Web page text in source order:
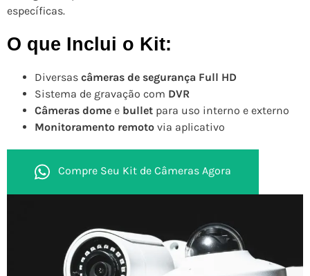
específicas.
O que Inclui o Kit:
Diversas câmeras de segurança Full HD
Sistema de gravação com DVR
Câmeras dome e bullet para uso interno e externo
Monitoramento remoto via aplicativo
Compre Seu Kit de Câmeras Agora